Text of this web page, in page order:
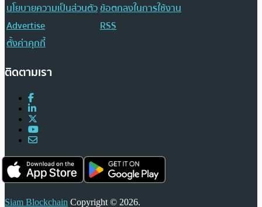
นโยบายความเป็นส่วนตัวข้อตกลงในการใช้งาน
Advertise
RSS
ตั้งค่าคุกกี้
ติดตามเรา
Siam Blockchain Copyright © 2026.